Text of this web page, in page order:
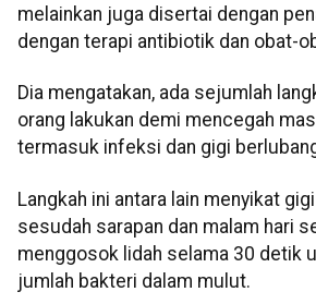
melainkan juga disertai dengan
dengan terapi antibiotik dan obat-
Dia mengatakan, ada sejumlah
orang lakukan demi mencegah
termasuk infeksi dan gigi
Langkah ini antara lain menyikat
sesudah sarapan dan malam hari
menggosok lidah selama 30 detik
jumlah bakteri dalam mulut.